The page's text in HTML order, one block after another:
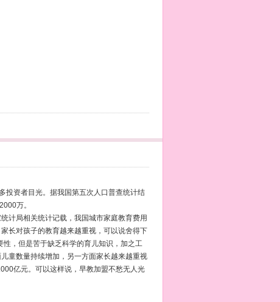
投资者目光。据我国第五次人口普查统计结
万。
计局相关统计记载，我国城市家庭教育费用
长对孩子的教育越来越重视，可以说舍得下
，但是苦于缺乏科学的育儿知识，加之工
童数量持续增加，另一方面家长越来越重视
亿元。可以这样说，早教加盟不愁无人光